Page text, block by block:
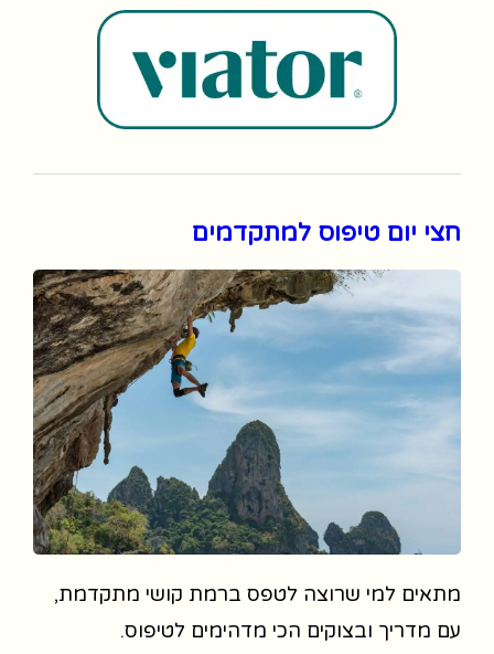
חצי יום טיפוס למתקדמים
מתאים למי שרוצה לטפס ברמת קושי מתקדמת,
עם מדריך ובצוקים הכי מדהימים לטיפוס.